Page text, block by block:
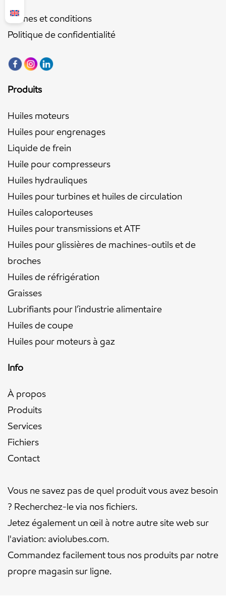
Termes et conditions
Politique de confidentialité
Produits
Huiles moteurs
Huiles pour engrenages
Liquide de frein
Huile pour compresseurs
Huiles hydrauliques
Huiles pour turbines et huiles de circulation
Huiles caloporteuses
Huiles pour transmissions et ATF
Huiles pour glissières de machines-outils et de
broches
Huiles de réfrigération
Graisses
Lubrifiants pour l’industrie alimentaire
Huiles de coupe
Huiles pour moteurs à gaz
Info
À propos
Produits
Services
Fichiers
Contact
Vous ne savez pas de quel produit vous avez besoin
? Recherchez-le via nosfichiers.
Jetez également un œil à notre autre site web sur
l'aviation: aviolubes.com.
Commandez facilement tous nos produits par notre
propre magasin sur ligne.